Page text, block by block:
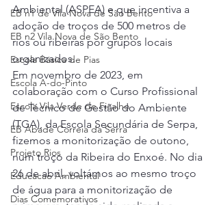
EB n1 de Vila Nova de São Bento
EB n2 Vila Nova de São Bento
Escola Básica de Pias
Escola A-do-Pinto
Escola Vila Verde de Ficalho
EB Abade Correia da Serra
Projeto Rios
Educacao Ambiental
Dias Comemorativos
Ambiental (ASPEA) e que incentiva a
adoção de troços de 500 metros de
rios ou ribeiras por grupos locais
organizados.
Em novembro de 2023, em
colaboração com o Curso Profissional
de Técnico de Gestão do Ambiente
(TGA), da Escola Secundária de Serpa,
fizemos a monitorização de outono,
num troço da Ribeira do Enxoé. No dia
26 de abril, voltámos ao mesmo troço
de água para a monitorização de